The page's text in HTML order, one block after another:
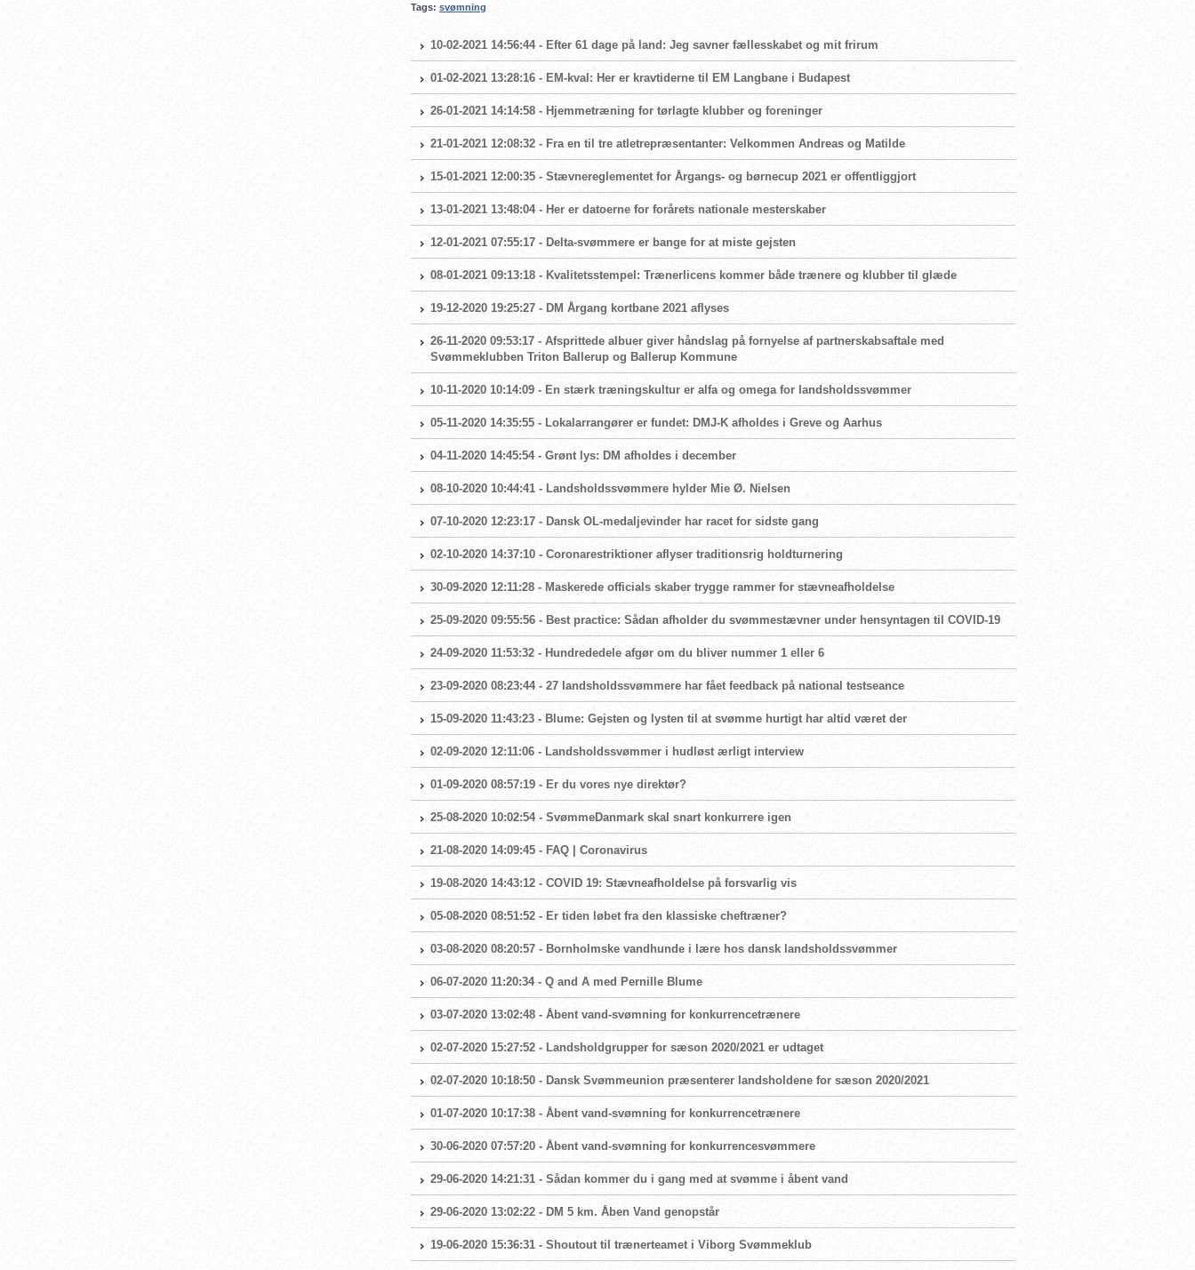
Tags: svømning
10-02-2021 14:56:44 - Efter 61 dage på land: Jeg savner fællesskabet og mit frirum
01-02-2021 13:28:16 - EM-kval: Her er kravtiderne til EM Langbane i Budapest
26-01-2021 14:14:58 - Hjemmetræning for tørlagte klubber og foreninger
21-01-2021 12:08:32 - Fra en til tre atletrepræsentanter: Velkommen Andreas og Matilde
15-01-2021 12:00:35 - Stævnereglementet for Årgangs- og børnecup 2021 er offentliggjort
13-01-2021 13:48:04 - Her er datoerne for forårets nationale mesterskaber
12-01-2021 07:55:17 - Delta-svømmere er bange for at miste gejsten
08-01-2021 09:13:18 - Kvalitetsstempel: Trænerlicens kommer både trænere og klubber til glæde
19-12-2020 19:25:27 - DM Årgang kortbane 2021 aflyses
26-11-2020 09:53:17 - Afsprittede albuer giver håndslag på fornyelse af partnerskabsaftale med
Svømmeklubben Triton Ballerup og Ballerup Kommune
10-11-2020 10:14:09 - En stærk træningskultur er alfa og omega for landsholdssvømmer
05-11-2020 14:35:55 - Lokalarrangører er fundet: DMJ-K afholdes i Greve og Aarhus
04-11-2020 14:45:54 - Grønt lys: DM afholdes i december
08-10-2020 10:44:41 - Landsholdssvømmere hylder Mie Ø. Nielsen
07-10-2020 12:23:17 - Dansk OL-medaljevinder har racet for sidste gang
02-10-2020 14:37:10 - Coronarestriktioner aflyser traditionsrig holdturnering
30-09-2020 12:11:28 - Maskerede officials skaber trygge rammer for stævneafholdelse
25-09-2020 09:55:56 - Best practice: Sådan afholder du svømmestævner under hensyntagen til COVID-19
24-09-2020 11:53:32 - Hundrededele afgør om du bliver nummer 1 eller 6
23-09-2020 08:23:44 - 27 landsholdssvømmere har fået feedback på national testseance
15-09-2020 11:43:23 - Blume: Gejsten og lysten til at svømme hurtigt har altid været der
02-09-2020 12:11:06 - Landsholdssvømmer i hudløst ærligt interview
01-09-2020 08:57:19 - Er du vores nye direktør?
25-08-2020 10:02:54 - SvømmeDanmark skal snart konkurrere igen
21-08-2020 14:09:45 - FAQ | Coronavirus
19-08-2020 14:43:12 - COVID 19: Stævneafholdelse på forsvarlig vis
05-08-2020 08:51:52 - Er tiden løbet fra den klassiske cheftræner?
03-08-2020 08:20:57 - Bornholmske vandhunde i lære hos dansk landsholdssvømmer
06-07-2020 11:20:34 - Q and A med Pernille Blume
03-07-2020 13:02:48 - Åbent vand-svømning for konkurrencetrænere
02-07-2020 15:27:52 - Landsholdgrupper for sæson 2020/2021 er udtaget
02-07-2020 10:18:50 - Dansk Svømmeunion præsenterer landsholdene for sæson 2020/2021
01-07-2020 10:17:38 - Åbent vand-svømning for konkurrencetrænere
30-06-2020 07:57:20 - Åbent vand-svømning for konkurrencesvømmere
29-06-2020 14:21:31 - Sådan kommer du i gang med at svømme i åbent vand
29-06-2020 13:02:22 - DM 5 km. Åben Vand genopstår
19-06-2020 15:36:31 - Shoutout til trænerteamet i Viborg Svømmeklub